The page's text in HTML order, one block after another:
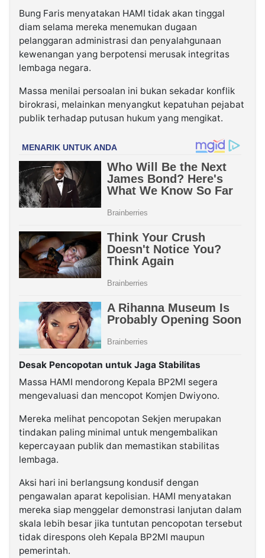
Bung Faris menyatakan HAMI tidak akan tinggal
diam selama mereka menemukan dugaan
pelanggaran administrasi dan penyalahgunaan
kewenangan yang berpotensi merusak integritas
lembaga negara.
Massa menilai persoalan ini bukan sekadar konflik
birokrasi, melainkan menyangkut kepatuhan pejabat
publik terhadap putusan hukum yang mengikat.
Desak Pencopotan untuk Jaga Stabilitas
Massa HAMI mendorong Kepala BP2MI segera
mengevaluasi dan mencopot Komjen Dwiyono.
Mereka melihat pencopotan Sekjen merupakan
tindakan paling minimal untuk mengembalikan
kepercayaan publik dan memastikan stabilitas
lembaga.
Aksi hari ini berlangsung kondusif dengan
pengawalan aparat kepolisian. HAMI menyatakan
mereka siap menggelar demonstrasi lanjutan dalam
skala lebih besar jika tuntutan pencopotan tersebut
tidak direspons oleh Kepala BP2MI maupun
pemerintah.